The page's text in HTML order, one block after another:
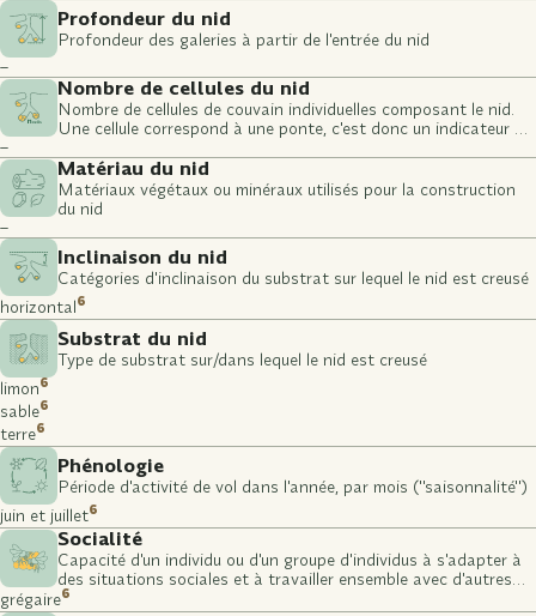
Profondeur du nid
Profondeur des galeries à partir de l'entrée du nid
–
Nombre de cellules du nid
Nombre de cellules de couvain individuelles composant le nid.
Une cellule correspond à une ponte, c'est donc un indicateur du
–
Matériau du nid
Matériaux végétaux ou minéraux utilisés pour la construction
du nid
–
Inclinaison du nid
Catégories d'inclinaison du substrat sur lequel le nid est creusé
horizontal6
Substrat du nid
Type de substrat sur/dans lequel le nid est creusé
limon6
sable6
terre6
Phénologie
Période d'activité de vol dans l'année, par mois ("saisonnalité")
juin et juillet6
Socialité
Capacité d'un individu ou d'un groupe d'individus à s'adapter à
des situations sociales et à travailler ensemble avec d'autres
individus ou groupes
grégaire6